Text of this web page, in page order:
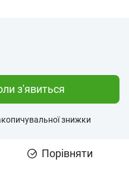
з'явиться
знижки
Порівняти